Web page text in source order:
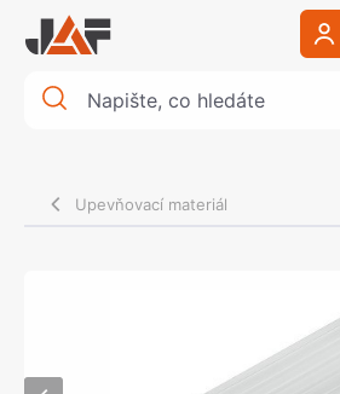
Upevňovací materiál